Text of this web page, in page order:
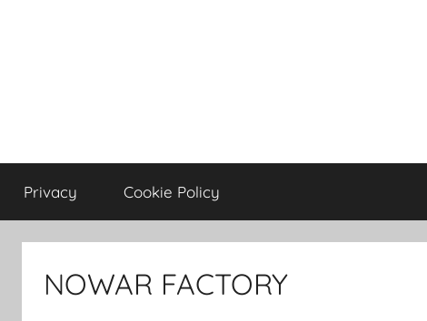
Privacy Cookie Policy
NOWAR FACTORY